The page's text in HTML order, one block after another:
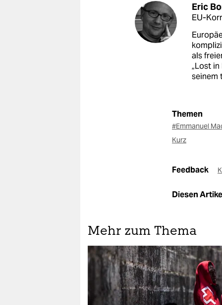
Eric
EU-
als
„Lost
seinem
Themen
#Emmanuel
Kurz
Feedback
Diesen
Mehr zum Thema